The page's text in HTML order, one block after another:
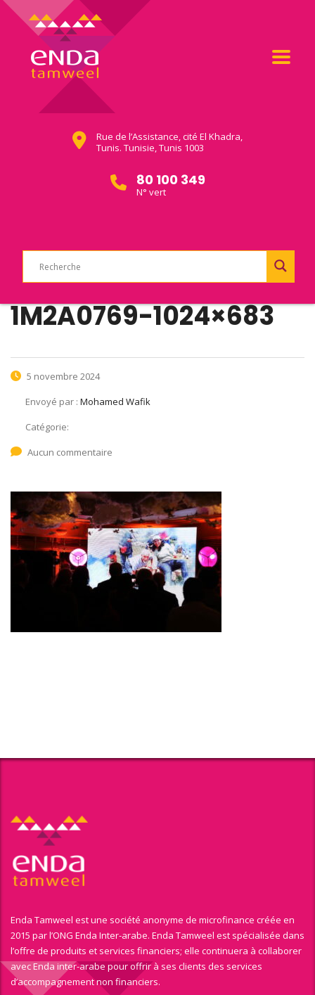
Rue de l’Assistance, cité El Khadra,
Tunis. Tunisie, Tunis 1003
80 100 349
N° vert
1M2A0769-1024×683
5 novembre 2024
Envoyé par : Mohamed Wafik
Catégorie:
Aucun commentaire
Enda Tamweel est une société anonyme de microfinance créée en
2015 par l’ONG Enda Inter-arabe. Enda Tamweel est spécialisée dans
l’offre de produits et services financiers; elle continuera à collaborer
avec Enda inter-arabe pour offrir à ses clients des services
d’accompagnement non financiers.